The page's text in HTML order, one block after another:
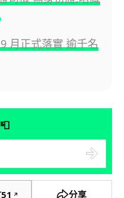
月正式落實 逾千名
📮
51 ↗ 分享